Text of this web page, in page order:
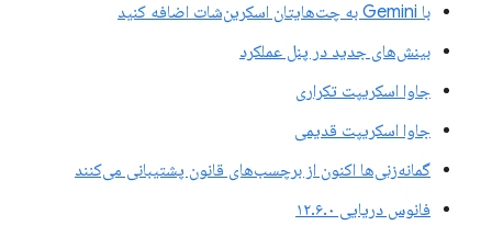
با Gemini به چت‌هایتان اسکرین‌شات اضافه کنید
بینش‌های جدید در پنل عملکرد
جاوا اسکریپت تکراری
جاوا اسکریپت قدیمی
گمانه‌زنی‌ها اکنون از برچسب‌های قانون پشتیبانی می‌کنند
فانوس دریایی ۱۲.۶.۰